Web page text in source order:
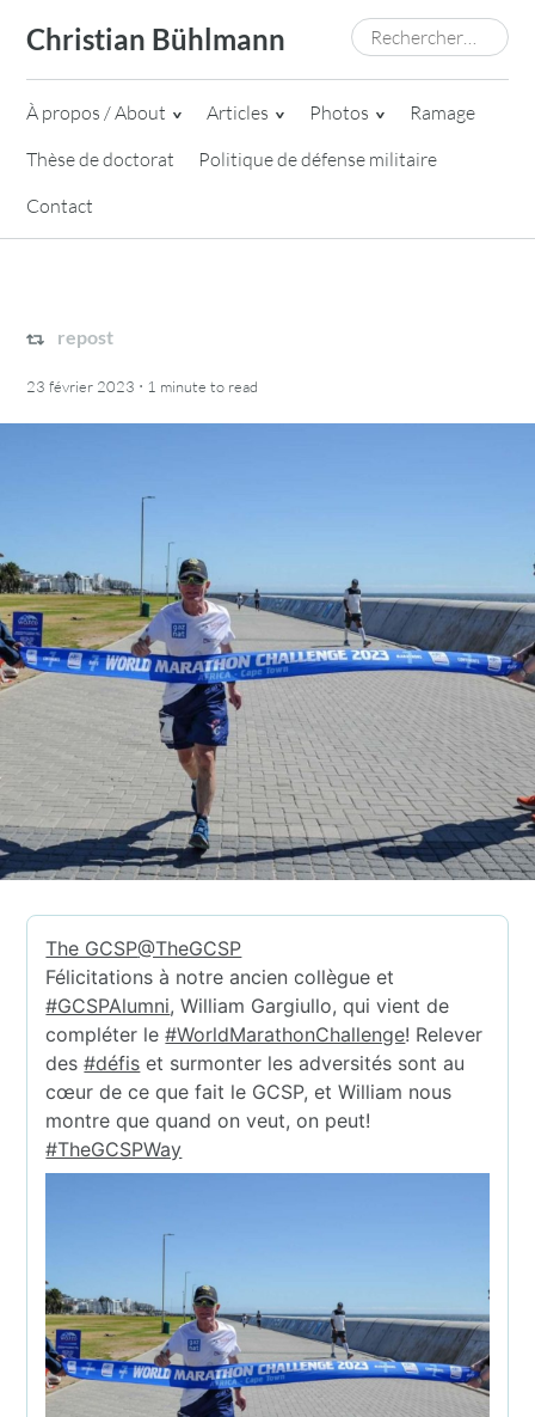
content
Christian Bühlmann Rechercher :
À propos / About Articles Photos
Ramage
Thèse de doctorat
Politique de défense militaire
Contact
repost
23 février 2023 · 1 minute to read